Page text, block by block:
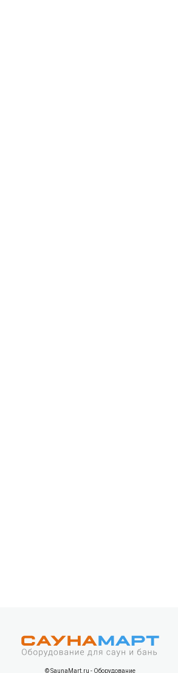
© SaunaMart.ru - Оборудование